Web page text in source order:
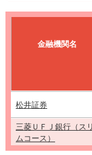
金融機関名
松井証券
三菱ＵＦＪ銀行（スリ
ムコース）